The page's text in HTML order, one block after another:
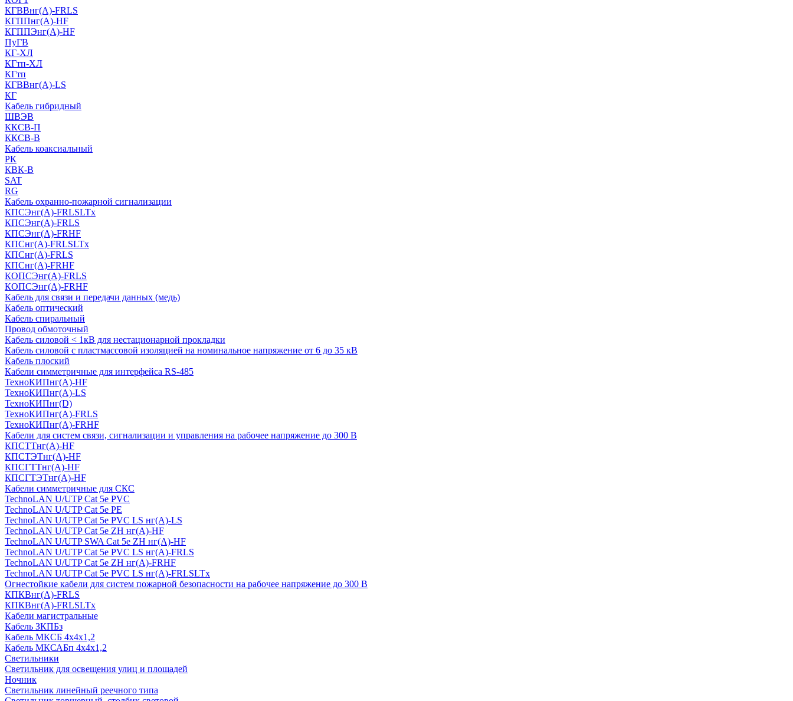
КГВВнг(А)-FRLS
КГППнг(A)-HF
КГППЭнг(A)-HF
ПуГВ
КГ-ХЛ
КГтп-ХЛ
КГтп
КГВВнг(А)-LS
КГ
Кабель гибридный
ШВЭВ
ККСВ-П
ККСВ-В
Кабель коаксиальный
РК
КВК-В
SAT
RG
Кабель охранно-пожарной сигнализации
КПСЭнг(А)-FRLSLTx
КПСЭнг(А)-FRLS
КПСЭнг(А)-FRHF
КПСнг(А)-FRLSLTx
КПСнг(А)-FRLS
КПСнг(А)-FRHF
КОПСЭнг(А)-FRLS
КОПСЭнг(А)-FRHF
Кабель для связи и передачи данных (медь)
Кабель оптический
Кабель спиральный
Провод обмоточный
Кабель силовой < 1кВ для нестационарной прокладки
Кабель силовой с пластмассовой изоляцией на номинальное напряжение от 6 до 35 кВ
Кабель плоский
Кабели симметричные для интерфейса RS-485
ТеxноКИПнг(A)-HF
ТеxноКИПнг(A)-LS
ТеxноКИПнг(D)
ТехноКИПнг(A)-FRLS
ТехноКИПнг(A)-FRHF
Кабели для систем связи, сигнализации и управления на рабочее напряжение до 300 В
КПСТТнг(A)-HF
КПСТЭТнг(A)-HF
КПСГТТнг(A)-HF
КПСГТЭТнг(A)-HF
Кабели симметричные для СКС
TechnoLAN U/UTP Cat 5e PVC
TechnoLAN U/UTP Cat 5e PE
TechnoLAN U/UTP Cat 5e PVC LS нг(A)-LS
TechnoLAN U/UTP Cat 5e ZH нг(A)-HF
TechnoLAN U/UTP SWA Cat 5e ZH нг(A)-HF
TechnoLAN U/UTP Cat 5e PVC LS нг(A)-FRLS
TechnoLAN U/UTP Cat 5e ZH нг(A)-FRHF
TechnoLAN U/UTP Cat 5e PVC LS нг(A)-FRLSLTx
Огнестойкие кабели для систем пожарной безопасности на рабочее напряжение до 300 В
КПКВнг(A)-FRLS
КПКВнг(A)-FRLSLTx
Кабели магистральные
Кабель ЗКПБз
Кабель МКСБ 4х4х1,2
Кабель МКСАБп 4х4х1,2
Светильники
Светильник для освещения улиц и площадей
Ночник
Светильник линейный реечного типа